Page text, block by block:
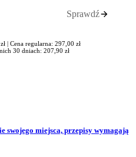
Sprawdź
| Cena regularna: 297,00 zł
30 dniach: 207,90 zł
swojego miejsca, przepisy wymagają